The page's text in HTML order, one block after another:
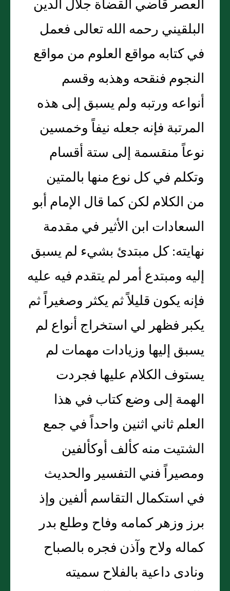
العصر قاضي القضاة جلال الدين
البلقيني رحمه الله تعالى فعمل
في كتابه مواقع العلوم من مواقع
النجوم فنقحه وهذبه وقسم
أنواعه ورتبه ولم يسبق إلى هذه
المرتبة فإنه جعله نيفاً وخمسين
نوعاً منقسمة إلى ستة أقسام
وتكلم في كل نوع منها بالمتين
من الكلام لكن كما قال الإمام أبو
السعادات ابن الأثير في مقدمة
نهايته‏:‏ كل مبتدئ بشيء لم يسبق
إليه ومبتدع أمر لم يتقدم فيه عليه
فإنه يكون قليلاً ثم يكثر وصغيراً ثم
يكبر فظهر لي استخراج أنواع لم
يسبق إليها وزيادات مهمات لم
يستوف الكلام عليها فجردت
الهمة إلى وضع كتاب في هذا
العلم ثاني اثنين واحداً في جمع
الشتيت منه كألف أوكألفين
ومصيراً فني التفسير والحديث
في استكمال التقاسم ألفين وإذ
برز وزهر كمامه وفاح وطلع بدر
كماله ولاح وآذن فجره بالصباح
ونادى داعية بالفلاح سميته